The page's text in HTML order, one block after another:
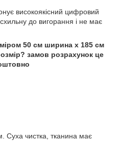
високоякісний цифровий
до вигорання і не має
50 см ширина х 185 см
замов розрахунок це
Суха чистка, тканина має